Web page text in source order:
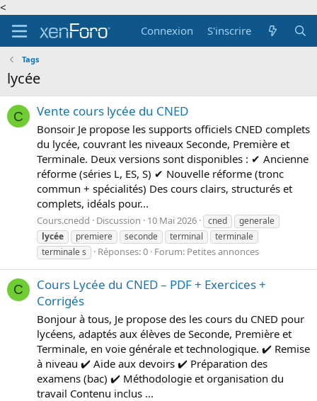
<
Connexion
S'inscrire
Tags
lycée
C Vente cours lycée du CNED
Bonsoir Je propose les supports officiels CNED complets
du lycée, couvrant les niveaux Seconde, Première et
Terminale. Deux versions sont disponibles : ✔ Ancienne
réforme (séries L, ES, S) ✔ Nouvelle réforme (tronc
commun + spécialités) Des cours clairs, structurés et
complets, idéals pour...
Cours.cnedd Discussion 10 Mai 2026 cned
generale
lycée
premiere seconde terminal
terminale
terminale s
Réponses: 0 Forum: Petites annonces
C
Cours Lycée du CNED – PDF + Exercices +
Corrigés
Bonjour à tous, Je propose des les cours du CNED pour
lycéens, adaptés aux élèves de Seconde, Première et
Terminale, en voie générale et technologique. ✔️ Remise
à niveau ✔️ Aide aux devoirs ✔️ Préparation des
examens (bac) ✔️ Méthodologie et organisation du
travail Contenu inclus ...